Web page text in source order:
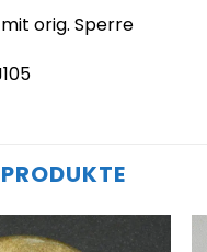
orig. Sperre